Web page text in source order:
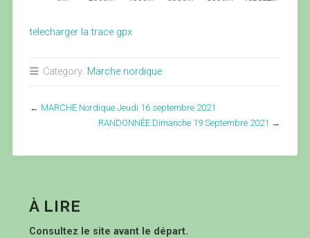
telecharger la trace gpx
Category: Marche nordique
← MARCHE Nordique Jeudi 16 septembre 2021
RANDONNÉE Dimanche 19 Septembre 2021 →
À LIRE
Consultez le site avant le départ.